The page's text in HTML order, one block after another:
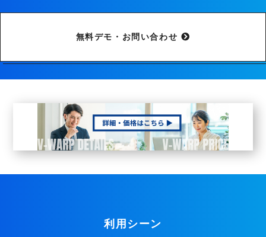
無料デモ・お問い合わせ
利用シーン